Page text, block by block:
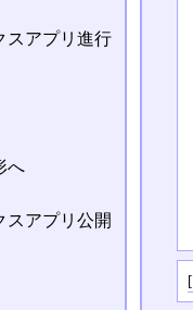
[
スアプリ進行
へ
スアプリ公開